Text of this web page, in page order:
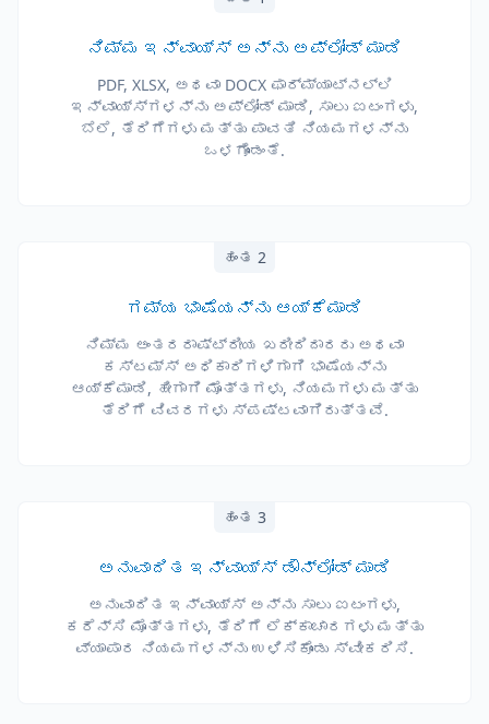
ನಿಮ್ಮ ಇನ್ವಾಯ್ಸ್ ಅನ್ನು ಅಪ್ಲೋಡ್ ಮಾಡಿ
PDF, XLSX, ಅಥವಾ DOCX ಫಾರ್ಮ್ಯಾಟ್‌ನಲ್ಲಿ
ಇನ್ವಾಯ್ಸ್‌ಗಳನ್ನು ಅಪ್ಲೋಡ್ ಮಾಡಿ, ಸಾಲು ಐಟಂಗಳು,
ಬೆಲೆ, ತೆರಿಗೆಗಳು ಮತ್ತು ಪಾವತಿ ನಿಯಮಗಳನ್ನು
ಒಳಗೊಂಡಂತೆ.
ಹಂತ 2
ಗಮ್ಯ ಭಾಷೆಯನ್ನು ಆಯ್ಕೆಮಾಡಿ
ನಿಮ್ಮ ಅಂತರರಾಷ್ಟ್ರೀಯ ಖರೀದಿದಾರರು ಅಥವಾ
ಕಸ್ಟಮ್ಸ್ ಅಧಿಕಾರಿಗಳಿಗಾಗಿ ಭಾಷೆಯನ್ನು
ಆಯ್ಕೆಮಾಡಿ, ಹೀಗಾಗಿ ಮೊತ್ತಗಳು, ನಿಯಮಗಳು ಮತ್ತು
ತೆರಿಗೆ ವಿವರಗಳು ಸ್ಪಷ್ಟವಾಗಿರುತ್ತವೆ.
ಹಂತ 3
ಅನುವಾದಿತ ಇನ್ವಾಯ್ಸ್ ಡೌನ್‌ಲೋಡ್ ಮಾಡಿ
ಅನುವಾದಿತ ಇನ್ವಾಯ್ಸ್ ಅನ್ನು ಸಾಲು ಐಟಂಗಳು,
ಕರೆನ್ಸಿ ಮೊತ್ತಗಳು, ತೆರಿಗೆ ಲೆಕ್ಕಾಚಾರಗಳು ಮತ್ತು
ವ್ಯಾಪಾರ ನಿಯಮಗಳನ್ನು ಉಳಿಸಿಕೊಂಡು ಸ್ವೀಕರಿಸಿ.